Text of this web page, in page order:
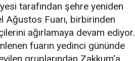
tarafından şehre yeniden
Ağustos Fuarı, birbirinden
ağırlamaya devam ediyor.
fuarın yedinci gününde